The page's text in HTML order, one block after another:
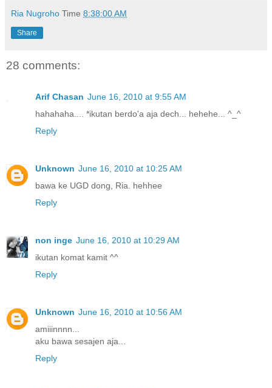
Ria Nugroho Time 8:38:00 AM
Share
28 comments:
Arif Chasan June 16, 2010 at 9:55 AM
hahahaha.... *ikutan berdo'a aja dech... hehehe... ^_^
Reply
Unknown June 16, 2010 at 10:25 AM
bawa ke UGD dong, Ria. hehhee
Reply
non inge June 16, 2010 at 10:29 AM
ikutan komat kamit ^^
Reply
Unknown June 16, 2010 at 10:56 AM
amiiinnnn...
aku bawa sesajen aja...
Reply